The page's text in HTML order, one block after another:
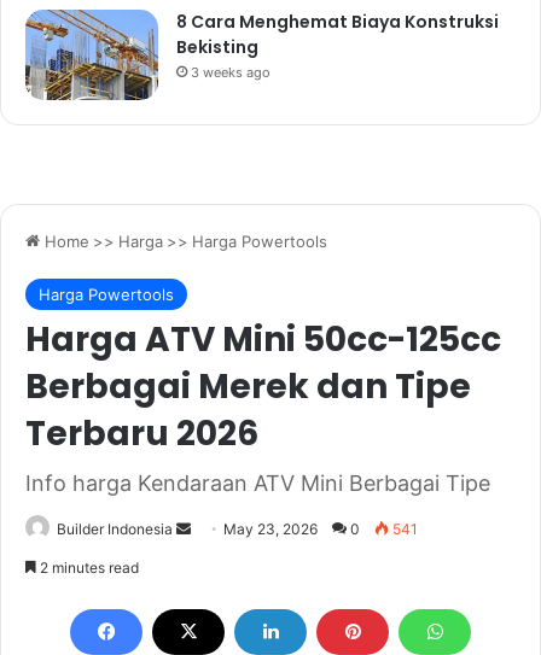
8 Cara Menghemat Biaya Konstruksi
Bekisting
3 weeks ago